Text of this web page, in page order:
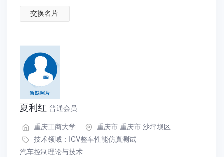
交换名片
夏利红 普通会员
重庆工商大学
重庆市 重庆市 沙坪坝区
技术领域： ICV整车性能仿真测试
汽车控制理论与技术